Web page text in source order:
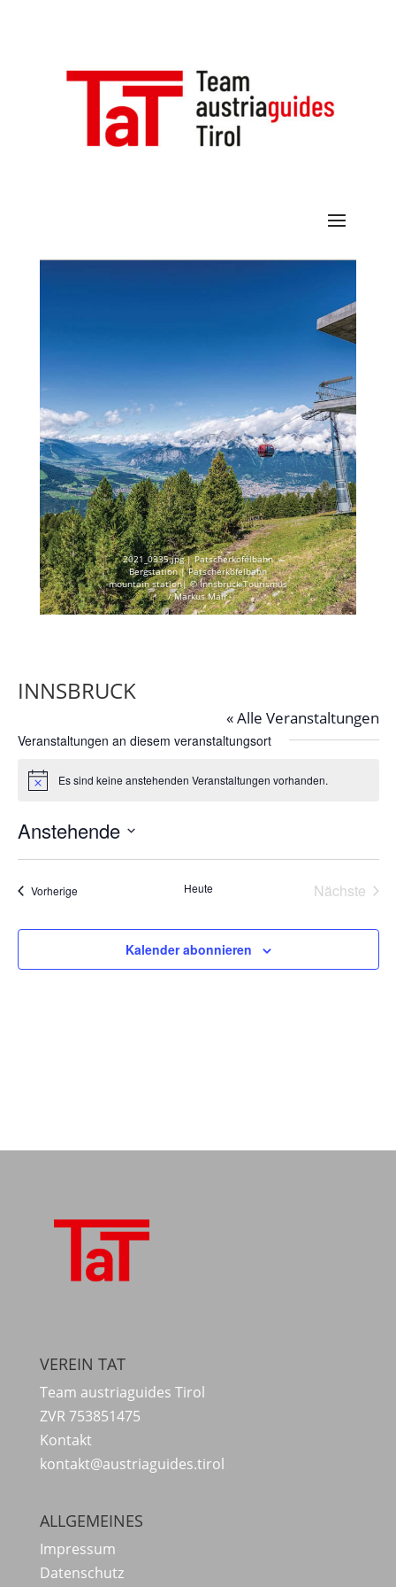
2021_0335.jpg | Patscherkofelbahn
Bergstation | Patscherkofelbahn
mountain station| © Innsbruck Tourismus
/ Markus Mair
INNSBRUCK
« Alle Veranstaltungen
Veranstaltungen an diesem veranstaltungsort
HinweisEs sind keine anstehenden Veranstaltungen vorhanden.
Anstehende
Datum
wählen.
VorherigeVeranstaltungen Heute
Nächste
Kalender abonnieren
VEREIN TAT
Team austriaguides Tirol
ZVR 753851475
Kontakt
kontakt@austriaguides.tirol
ALLGEMEINES
Impressum
Datenschutz